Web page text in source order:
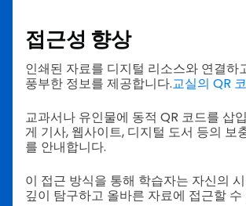
접근성 향상
인쇄된 자료를 디지털 리소스와 연결하
풍부한 정보를 제공합니다.교실의 QR
교과서나 유인물에 동적 QR 코드를 삽
게 기사, 웹사이트, 디지털 도서 등의 보
를 안내합니다.
이 접근 방식을 통해 학습자는 자신의
깊이 탐구하고 올바른 자료에 접근할 수